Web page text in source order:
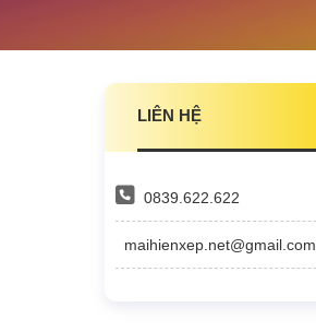
LIÊN HỆ
0839.622.622
maihienxep.net@gmail.com